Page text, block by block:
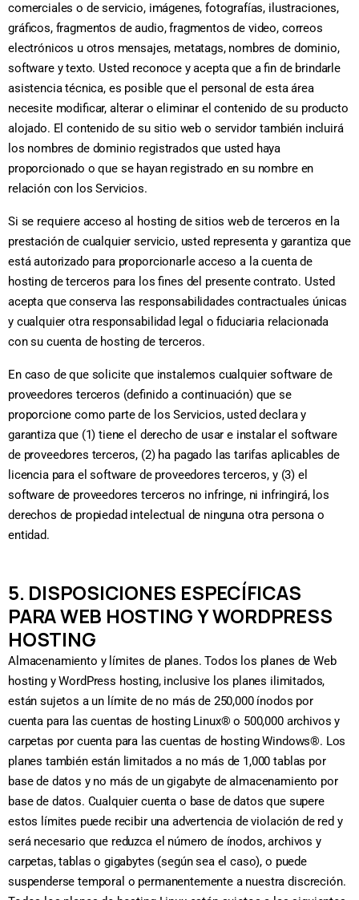
comerciales o de servicio, imágenes, fotografías, ilustraciones,
gráficos, fragmentos de audio, fragmentos de video, correos
electrónicos u otros mensajes, metatags, nombres de dominio,
software y texto. Usted reconoce y acepta que a fin de brindarle
asistencia técnica, es posible que el personal de esta área
necesite modificar, alterar o eliminar el contenido de su producto
alojado. El contenido de su sitio web o servidor también incluirá
los nombres de dominio registrados que usted haya
proporcionado o que se hayan registrado en su nombre en
relación con los Servicios.
Si se requiere acceso al hosting de sitios web de terceros en la
prestación de cualquier servicio, usted representa y garantiza que
está autorizado para proporcionarle acceso a la cuenta de
hosting de terceros para los fines del presente contrato. Usted
acepta que conserva las responsabilidades contractuales únicas
y cualquier otra responsabilidad legal o fiduciaria relacionada
con su cuenta de hosting de terceros.
En caso de que solicite que instalemos cualquier software de
proveedores terceros (definido a continuación) que se
proporcione como parte de los Servicios, usted declara y
garantiza que (1) tiene el derecho de usar e instalar el software
de proveedores terceros, (2) ha pagado las tarifas aplicables de
licencia para el software de proveedores terceros, y (3) el
software de proveedores terceros no infringe, ni infringirá, los
derechos de propiedad intelectual de ninguna otra persona o
entidad.
5. DISPOSICIONES ESPECÍFICAS
PARA WEB HOSTING Y WORDPRESS
HOSTING
Almacenamiento y límites de planes. Todos los planes de Web
hosting y WordPress hosting, inclusive los planes ilimitados,
están sujetos a un límite de no más de 250,000 ínodos por
cuenta para las cuentas de hosting Linux® o 500,000 archivos y
carpetas por cuenta para las cuentas de hosting Windows®. Los
planes también están limitados a no más de 1,000 tablas por
base de datos y no más de un gigabyte de almacenamiento por
base de datos. Cualquier cuenta o base de datos que supere
estos límites puede recibir una advertencia de violación de red y
será necesario que reduzca el número de ínodos, archivos y
carpetas, tablas o gigabytes (según sea el caso), o puede
suspenderse temporal o permanentemente a nuestra discreción.